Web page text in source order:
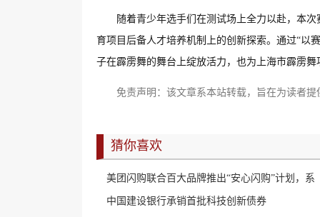
随着青少年选手们在测试场上全力以赴，本
育项目后备人才培养机制上的创新探索。通过“以
子在霹雳舞的舞台上绽放活力，也为上海市霹雳
免责声明：该文章系本站转载，旨在为读者
猜你喜欢
美团闪购联合百大品牌推出“安心闪购”计划，系
中国建设银行承销首批科技创新债券